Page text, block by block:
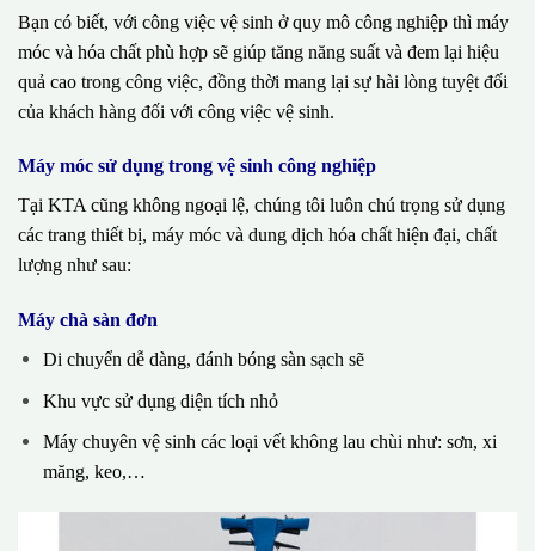
Bạn có biết, với công việc vệ sinh ở quy mô công nghiệp thì máy
móc và hóa chất phù hợp sẽ giúp tăng năng suất và đem lại hiệu
quả cao trong công việc, đồng thời mang lại sự hài lòng tuyệt đối
của khách hàng đối với công việc vệ sinh.
Máy móc sử dụng trong vệ sinh công nghiệp
Tại KTA cũng không ngoại lệ, chúng tôi luôn chú trọng sử dụng
các trang thiết bị, máy móc và dung dịch hóa chất hiện đại, chất
lượng như sau:
Máy chà sàn đơn
Di chuyển dễ dàng, đánh bóng sàn sạch sẽ
Khu vực sử dụng diện tích nhỏ
Máy chuyên vệ sinh các loại vết không lau chùi như: sơn, xi
măng, keo,…